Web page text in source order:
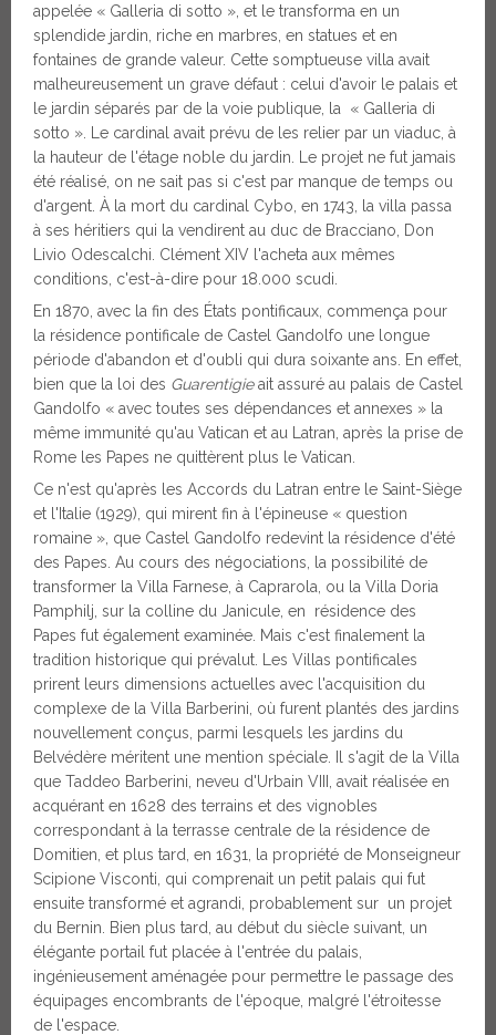
appelée « Galleria di sotto », et le transforma en un
splendide jardin, riche en marbres, en statues et en
fontaines de grande valeur. Cette somptueuse villa avait
malheureusement un grave défaut : celui d'avoir le palais et
le jardin séparés par de la voie publique, la « Galleria di
sotto ». Le cardinal avait prévu de les relier par un viaduc, à
la hauteur de l'étage noble du jardin. Le projet ne fut jamais
été réalisé, on ne sait pas si c'est par manque de temps ou
d'argent. À la mort du cardinal Cybo, en 1743, la villa passa
à ses héritiers qui la vendirent au duc de Bracciano, Don
Livio Odescalchi. Clément XIV l'acheta aux mêmes
conditions, c'est-à-dire pour 18.000 scudi.
En 1870, avec la fin des États pontificaux, commença pour
la résidence pontificale de Castel Gandolfo une longue
période d'abandon et d'oubli qui dura soixante ans. En effet,
bien que la loi des Guarentigieait assuré au palais de Castel
Gandolfo « avec toutes ses dépendances et annexes » la
même immunité qu'au Vatican et au Latran, après la prise de
Rome les Papes ne quittèrent plus le Vatican.
Ce n'est qu'après les Accords du Latran entre le Saint-Siège
et l'Italie (1929), qui mirent fin à l'épineuse « question
romaine », que Castel Gandolfo redevint la résidence d'été
des Papes. Au cours des négociations, la possibilité de
transformer la Villa Farnese, à Caprarola, ou la Villa Doria
Pamphilj, sur la colline du Janicule, en résidence des
Papes fut également examinée. Mais c'est finalement la
tradition historique qui prévalut. Les Villas pontificales
prirent leurs dimensions actuelles avec l'acquisition du
complexe de la Villa Barberini, où furent plantés des jardins
nouvellement conçus, parmi lesquels les jardins du
Belvédère méritent une mention spéciale. Il s'agit de la Villa
que Taddeo Barberini, neveu d'Urbain VIII, avait réalisée en
acquérant en 1628 des terrains et des vignobles
correspondant à la terrasse centrale de la résidence de
Domitien, et plus tard, en 1631, la propriété de Monseigneur
Scipione Visconti, qui comprenait un petit palais qui fut
ensuite transformé et agrandi, probablement sur un projet
du Bernin. Bien plus tard, au début du siècle suivant, un
élégante portail fut placée à l'entrée du palais,
ingénieusement aménagée pour permettre le passage des
équipages encombrants de l'époque, malgré l'étroitesse
de l'espace.